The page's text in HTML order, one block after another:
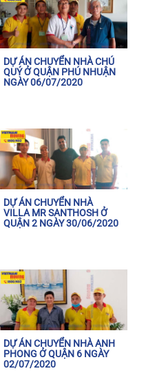
DỰ ÁN CHUYỂN NHÀ CHÚ
QUÝ Ở QUẬN PHÚ NHUẬN
NGÀY 06/07/2020
DỰ ÁN CHUYỂN NHÀ
VILLA MR SANTHOSH Ở
QUẬN 2 NGÀY 30/06/2020
DỰ ÁN CHUYỂN NHÀ ANH
PHONG Ở QUẬN 6 NGÀY
02/07/2020